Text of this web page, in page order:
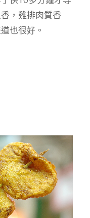
，雞排肉質香
也很好。